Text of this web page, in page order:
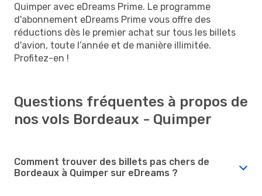
Quimper avec eDreams Prime. Le programme
d'abonnement eDreams Prime vous offre des
réductions dès le premier achat sur tous les billets
d'avion, toute l’année et de manière illimitée.
Profitez-en !
Questions fréquentes à propos de
nos vols Bordeaux - Quimper
Comment trouver des billets pas chers de
Bordeaux à Quimper sur eDreams ?